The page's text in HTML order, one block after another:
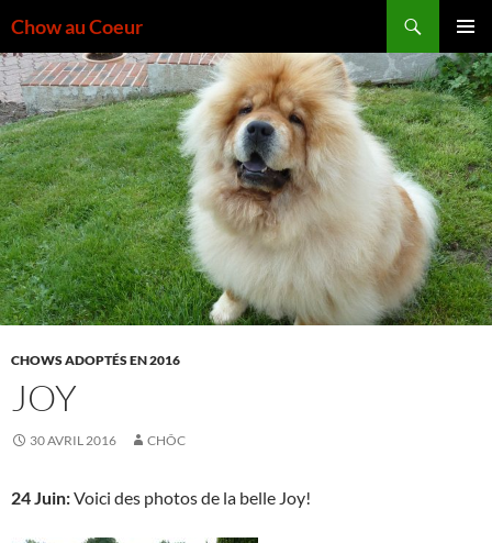
au
contenu
Chow au Coeur
MENU
CHOWS ADOPTÉS EN 2016
JOY
30 AVRIL 2016 CHÔC
24 Juin:Voici des photos de la belle Joy!